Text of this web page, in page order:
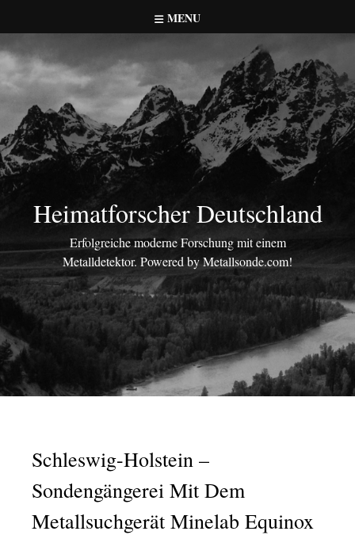
to
content
MENU
Heimatforscher Deutschland
Erfolgreiche moderne Forschung mit einem
Metalldetektor. Powered by Metallsonde.com!
Schleswig-Holstein –
Sondengängerei Mit Dem
Metallsuchgerät Minelab Equinox